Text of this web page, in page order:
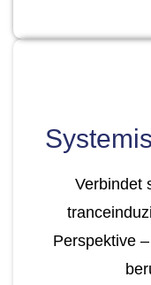
Verbindet
Perspektive